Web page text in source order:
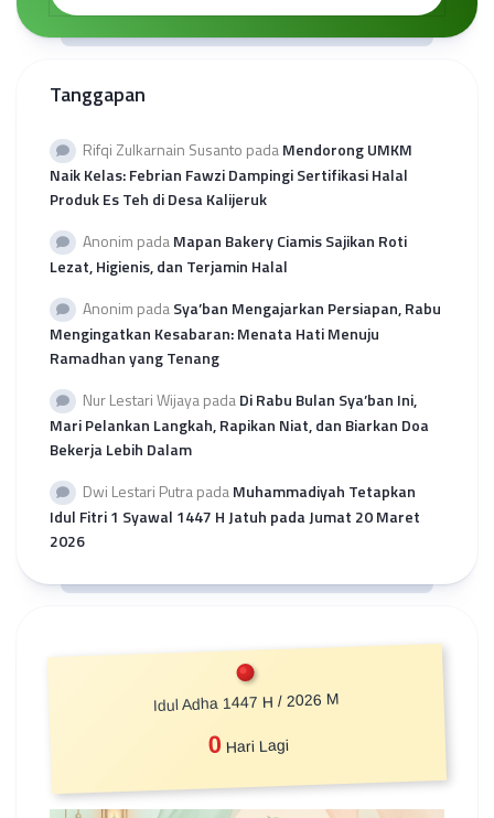
Tanggapan
Rifqi Zulkarnain Susanto padaMendorong UMKM
Naik Kelas: Febrian Fawzi Dampingi Sertifikasi Halal
Produk Es Teh di Desa Kalijeruk
Anonim padaMapan Bakery Ciamis Sajikan Roti
Lezat, Higienis, dan Terjamin Halal
Anonim padaSya’ban Mengajarkan Persiapan, Rabu
Mengingatkan Kesabaran: Menata Hati Menuju
Ramadhan yang Tenang
Nur Lestari WijayapadaDi Rabu Bulan Sya’ban Ini,
Mari Pelankan Langkah, Rapikan Niat, dan Biarkan Doa
Bekerja Lebih Dalam
Dwi Lestari PutrapadaMuhammadiyah Tetapkan
Idul Fitri 1 Syawal 1447 H Jatuh pada Jumat 20 Maret
2026
Idul Adha 1447 H / 2026 M
0 Hari Lagi